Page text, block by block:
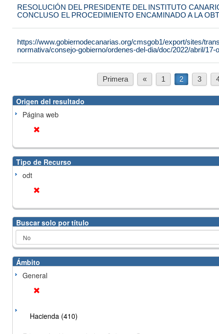
RESOLUCIÓN DEL PRESIDENTE DEL INSTITUTO
CONCLUSO EL PROCEDIMIENTO ENCAMINADO A LA
https://www.gobiernodecanarias.org/cmsgob1/export/sites/
normativa/consejo-gobierno/ordenes-del-dia/doc/2022/abril/17-
Primera « 1 2 3
Origen del resultado
Página web
Tipo de Recurso
odt
Buscar solo por título
Ámbito
General
Hacienda (410)